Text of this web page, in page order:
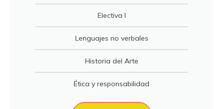
Electiva I
Lenguajes no verbales
Historia del Arte
Ética y responsabilidad